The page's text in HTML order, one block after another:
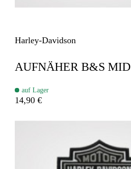
Harley-Davidson
AUFNÄHER B&S MID
auf Lager
14,90 €